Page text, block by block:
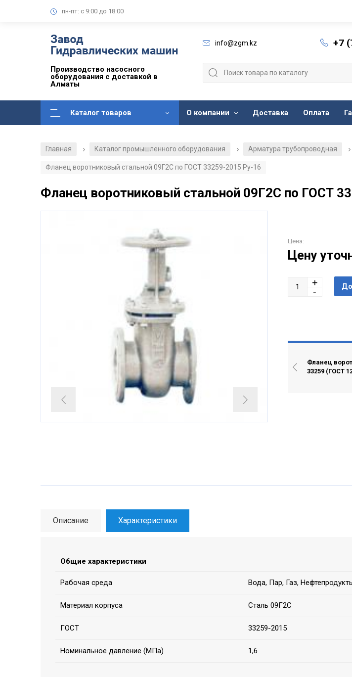
пн-пт: с 9:00 до 18:00
Производство насосного
оборудования с доставкой в
Алматы
info@zgm.kz +7
Каталог товаров О компании Доставка Оплата
Главная / Каталог промышленного оборудования / Арматура трубопроводная /
Фланец воротниковый стальной 09Г2С по ГОСТ 33259-2015 Ру-16
Фланец воротниковый стальной 09Г2С по ГОСТ
Цена:
Цену
Фланец
33259 (ГОСТ
Описание Характеристики
Общие характеристики
Рабочая среда Вода, Пар, Газ,
Материал корпуса Сталь 09Г2С
ГОСТ 33259-2015
Номинальное давление (МПа) 1,6